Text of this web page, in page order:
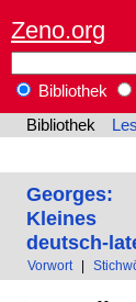
Zeno.org
Bibliothek
Bibliothek
Georges:
Kleines
deutsch-
Vorwort